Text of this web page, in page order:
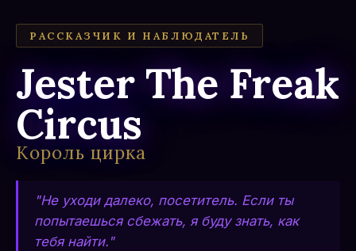
РАССКАЗЧИК И НАБЛЮДАТЕЛЬ
Jester The Freak
Circus
Король цирка
"Не уходи далеко, посетитель. Если ты
попытаешься сбежать, я буду знать, как
тебя найти."